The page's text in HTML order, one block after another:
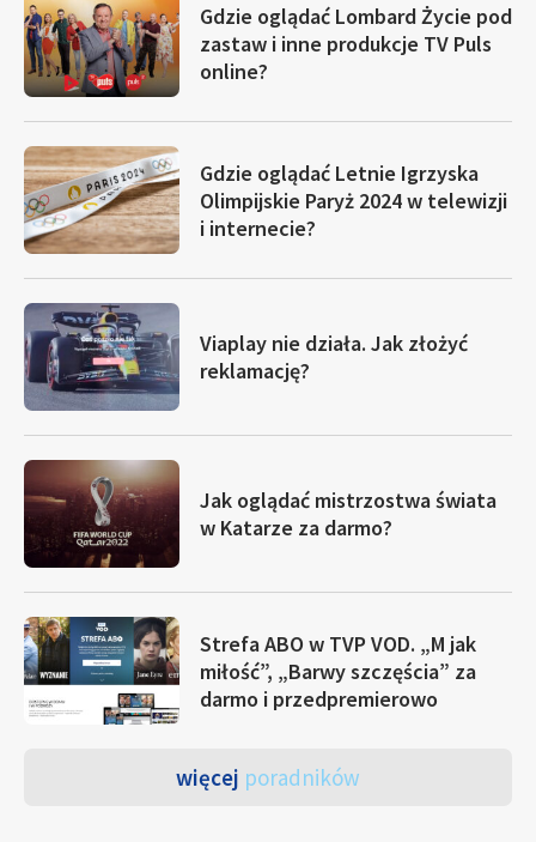
Gdzie oglądać Lombard Życie pod
zastaw i inne produkcje TV Puls
online?
Gdzie oglądać Letnie Igrzyska
Olimpijskie Paryż 2024 w telewizji
i internecie?
Viaplay nie działa. Jak złożyć
reklamację?
Jak oglądać mistrzostwa świata
w Katarze za darmo?
Strefa ABO w TVP VOD. „M jak
miłość”, „Barwy szczęścia” za
darmo i przedpremierowo
więcej poradników